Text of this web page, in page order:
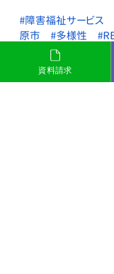
#障害福祉サービス
原市
#多様性
ースおだわら
#就労移行
障害者雇用
#再就
資料請求